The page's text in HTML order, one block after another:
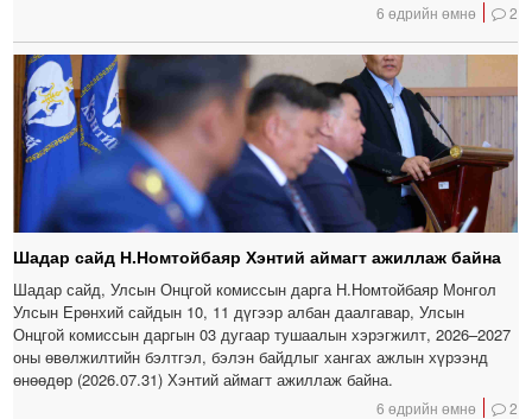
6 өдрийн өмнө 2
Шадар сайд Н.Номтойбаяр Хэнтий аймагт ажиллаж байна
Шадар сайд, Улсын Онцгой комиссын дарга Н.Номтойбаяр Монгол
Улсын Ерөнхий сайдын 10, 11 дүгээр албан даалгавар, Улсын
Онцгой комиссын даргын 03 дугаар тушаалын хэрэгжилт, 2026–2027
оны өвөлжилтийн бэлтгэл, бэлэн байдлыг хангах ажлын хүрээнд
өнөөдөр (2026.07.31) Хэнтий аймагт ажиллаж байна.
6 өдрийн өмнө 2